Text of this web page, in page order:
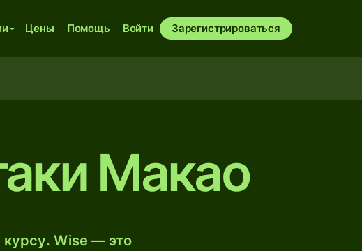
Цены Помощь Войти Зарегистрироваться
Макао
курсу. Wise — это